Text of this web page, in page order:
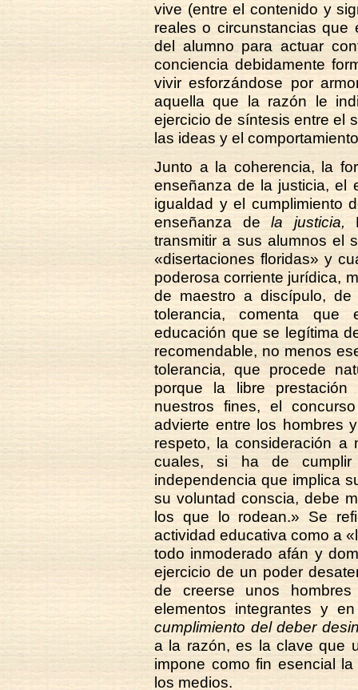
vive (entre el contenido y
reales o circunstancias que
del alumno para actuar
conciencia debidamente
vivir esforzándose por
aquella que la razón le
ejercicio de síntesis entre el
las ideas y el
Junto a la coherencia, la
enseñanza de la justicia, el
igualdad y el cumplimiento
enseñanza dela justicia,
transmitir a sus alumnos el
«disertaciones floridas» y
poderosa corriente jurídica,
de maestro a discípulo,
tolerancia, comenta que
educación que se legítima
recomendable, no menos
tolerancia, que procede
porque la libre
nuestros fines, el
advierte entre los hombres
respeto, la consideración a
cuales, si ha de
independencia que implica
su voluntad conscia, debe
los que lo rodean.» Se
actividad educativa como a
todo inmoderado afán y
ejercicio de un poder
de creerse unos
elementos integrantes y
cumplimiento del deber
a la razón, es la clave que
impone como fin esencial
los medios.